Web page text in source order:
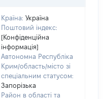
Країна: Україна
Поштовий індекс:
[Конфіденційна
інформація]
Автономна Республіка
Крим/область/місто зі
спеціальним статусом:
Запорізька
Район в області та